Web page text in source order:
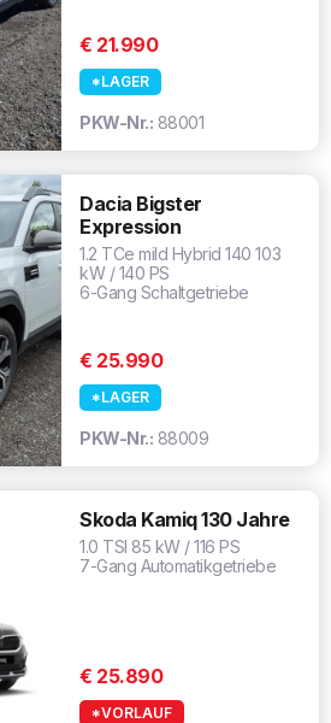
€ 21.990
*LAGER
PKW-Nr.: 88001
Dacia Bigster
Expression
1.2 TCe mild Hybrid 140 103
kW / 140 PS
6-Gang Schaltgetriebe
€ 25.990
*LAGER
PKW-Nr.: 88009
Skoda Kamiq 130 Jahre
1.0 TSI 85 kW / 116 PS
7-Gang Automatikgetriebe
€ 25.890
*VORLAUF